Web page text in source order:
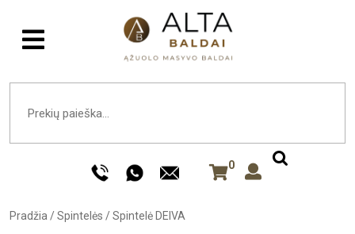
0
Pradžia /Spintelės /Spintelė DEIVA